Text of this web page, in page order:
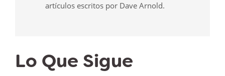
artículos escritos por Dave Arnold.
Lo Que Sigue